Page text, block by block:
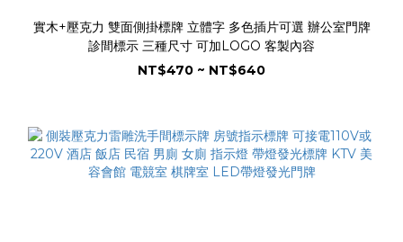
實木+壓克力 雙面側掛標牌 立體字 多色插片可選 辦公室門牌
診間標示 三種尺寸 可加LOGO 客製內容
NT$470 ~ NT$640